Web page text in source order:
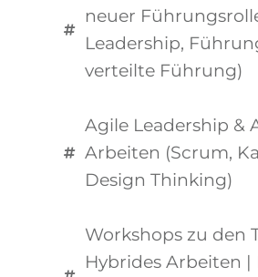
neuer
Leadership,
verteilte Führung)
Agile Leadership &
Arbeiten (Scrum,
Design Thinking)
Workshops zu den
Hybrides Arbeiten |